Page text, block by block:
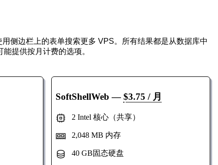
侧边栏上的表单搜索更多 VPS。所有结果都是从数据库中
提供按月计费的选项。
SoftShellWeb —$3.75 / 月
2 Intel 核心（共享）
2,048 MB 内存
40 GB固态硬盘